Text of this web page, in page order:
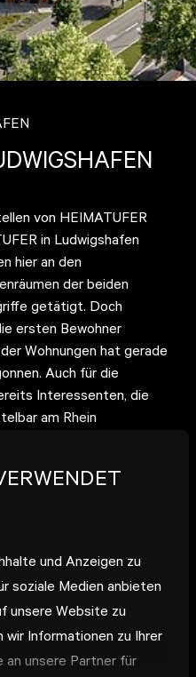
und Anzeigen zu
soziale Medien anbieten
unsere Website zu
wir Informationen zu Ihrer
an unsere Partner für
von HEIMATUFER
in Ludwigshafen
hier an den
der beiden
getätigt. Doch
ersten Bewohner
Wohnungen hat gerade
Auch für die
Interessenten, die
am Rhein
sich insgesamt 127
von mehr
Wohnformen realisieren.
großzügige
Konzepte sowie
und Arbeiten. Dabei ist